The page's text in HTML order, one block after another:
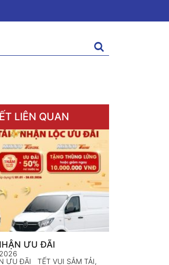
LIÊN QUAN
ƯU ĐÃI
ƯU ĐÃI TẾT VUI SẮM TẢI,